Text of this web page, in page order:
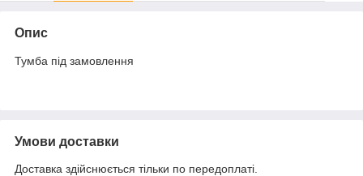
Опис
Тумба під замовлення
Умови доставки
Доставка здійснюється тільки по передоплаті.